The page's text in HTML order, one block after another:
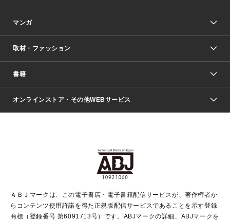
マンガ
少年マンガ
Vジャンプ
ジャンプルーキー！
ジャンプTOON
週刊ヤングジャンプ
ウルトラジャンプ
少女マンガ
リマコミ＋
月刊オフィスユー
取材・ファッション
Seventeen
LEE
Marisol
芸能・情報・スポーツ
パラスポ＋！
書籍
文芸・文庫・総合
青春と読書
集英社新書
集英社新書プラス
ライトノベル・ノベライズ
集英社Webマガジン Cobalt
集英社オレンジ文庫
シフォン文庫
集英社みらい文庫
オンラインストア・その他WEBサービス
SHUEISHA MANGA-ART HERITAGE
HAPPY PLUS STORE
EDITOR'S LAB
ＡＢＪマークは、この電子書店・電子書籍配信サービスが、著作権者か
らコンテンツ使用許諾を得た正規版配信サービスであることを示す登録
商標（登録番号 第6091713号）です。ABJマークの詳細、ABJマークを